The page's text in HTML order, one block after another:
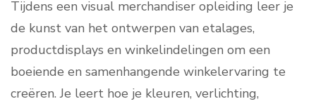
Tijdens een visual merchandiser opleiding leer je
de kunst van het ontwerpen van etalages,
productdisplays en winkelindelingen om een
boeiende en samenhangende winkelervaring te
creëren. Je leert hoe je kleuren, verlichting,